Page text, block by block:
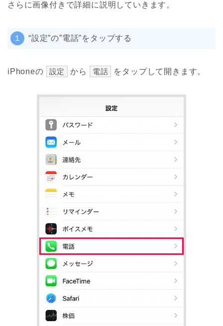
さらに画像付きで詳細に説明していきます。
１ “設定”の”電話”をタップする
iPhoneの 設定 から 電話 をタップして開きます。